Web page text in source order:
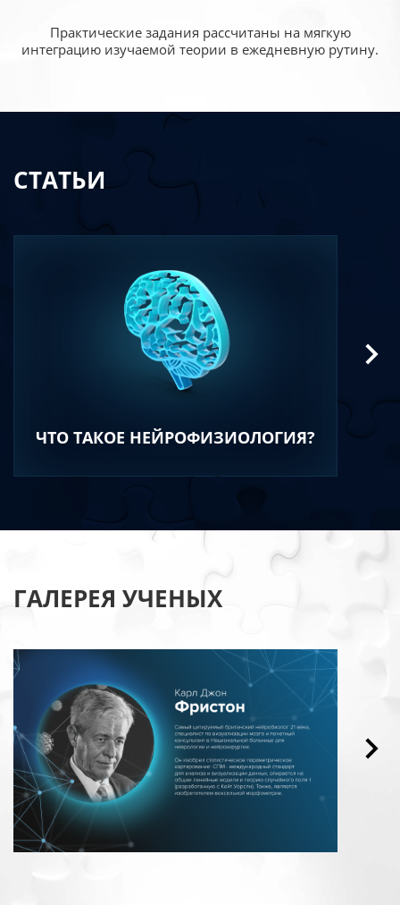
Практические задания рассчитаны на мягкую
интеграцию изучаемой теории в ежедневную рутину.
СТАТЬИ
ЧТО ТАКОЕ НЕЙРОФИЗИОЛОГИЯ?
ГАЛЕРЕЯ УЧЕНЫХ